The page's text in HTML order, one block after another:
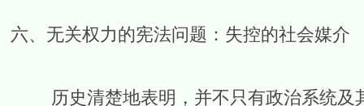
六、无关权力的宪法问题：失控的社会媒介
历史清楚地表明，并不只有政治系统及